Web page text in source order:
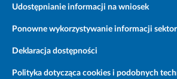
Udostępnianie informacji na wniosek
Ponowne wykorzystywanie informacji
Deklaracja dostępności
Polityka dotycząca cookies i podobnych